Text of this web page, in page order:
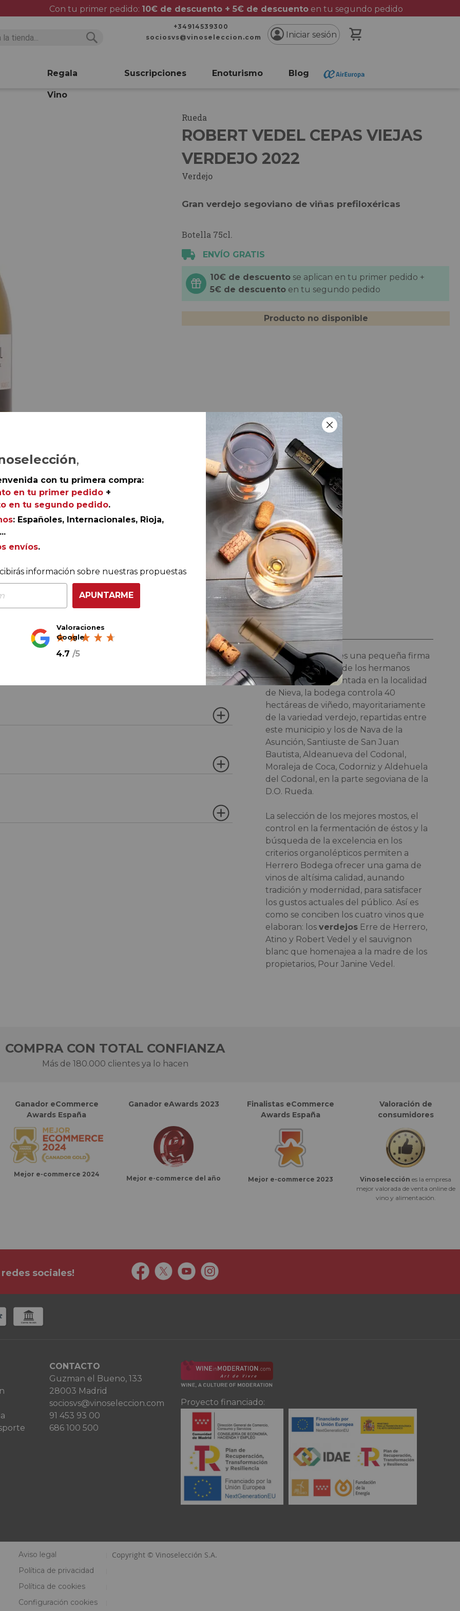
Con tu primer pedido: 10€ de descuento + 5€ de descuentoen tu segundo pedido
+34914539300
sociosvs@vinoseleccion.com
Iniciar sesión
Regala
Vino
Suscripciones Enoturismo Blog
Ref. AGR-DN1502
Rueda
ROBERT VEDEL CEPAS VIEJAS
VERDEJO 2022
Verdejo
Gran verdejo segoviano de viñas prefiloxéricas
Botella 75cl.
ENVÍO GRATIS
10€ de descuento se aplican en tu primer pedido +
5€ de descuento en tu segundo pedido
Producto no disponible
pie franco,
blanco que los hermanos Herrero Vedel,
de Nieva, crearon para rendir tributo a su abuelo
LA BODEGA
Bodega
Herrero Bodega
Herrero Bodegaes una pequeña firma
familiar propiedad de los hermanos
Herrero Vedel. Asentada en la localidad
de Nieva, la bodega controla 40
hectáreas de viñedo, mayoritariamente
de la variedad verdejo, repartidas entre
este municipio y los de Nava de la
Asunción, Santiuste de San Juan
Bautista, Aldeanueva del Codonal,
Moraleja de Coca, Codorniz y Aldehuela
del Codonal, en la parte segoviana de la
D.O. Rueda.
La selección de los mejores mostos, el
control en la fermentación de éstos y la
búsqueda de la excelencia en los
criterios organolépticos permiten a
Herrero Bodega ofrecer una gama de
vinos de altísima calidad, aunando
tradición y modernidad, para satisfacer
los gustos actuales del público. Así es
como se conciben los cuatro vinos que
elaboran: los verdejosErre de Herrero,
Atino y Robert Vedel y el sauvignon
blanc que homenajea a la madre de los
propietarios, Pour Janine Vedel.
COMPRA CON TOTAL CONFIANZA
Más de 180.000 clientes ya lo hacen
Ganador eCommerce
Awards España
Mejor e-commerce 2024
Ganador eAwards 2023
Mejor e-commerce del año
Finalistas eCommerce
Awards España
Mejor e-commerce 2023
Valoración de
consumidores
Vinoselección es la empresa
mejor valorada de venta online de
vino y alimentación.
sociales!
CONTACTO
Guzman el Bueno, 133
28003 Madrid
sociosvs@vinoseleccion.com
91 453 93 00
686 100 500
Proyecto financiado:
Aviso legal
Política de privacidad
Política de cookies
Configuración cookies
Copyright © Vinoselección S.A.
,
con tu primera compra:
en tu primer pedido+
en tu segundo pedido.
: Españoles, Internacionales, Rioja,
envíos.
información sobre nuestras propuestas
APUNTARME
Valoraciones
Google
4.7 /5